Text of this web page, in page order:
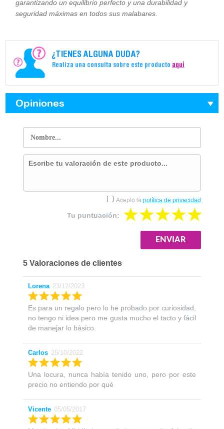
garantizando un equilibrio perfecto y una durabilidad y
seguridad máximas en todos sus malabares.
¿TIENES ALGUNA DUDA?
Realiza una consulta sobre este producto aquí
Opiniones
5 Valoraciones de clientes
Tu puntuación:
Acepto la política de privacidad
Lorena 23/12/2023
Es para un regalo pero lo he probado por curiosidad,
no tengo ni idea pero me gusta mucho el tacto y fácil
de manejar lo básico.
Carlos 25/10/2022
Una locura, nunca había tenido uno, pero por este
precio no entiendo por qué
Vicente 05/05/2017